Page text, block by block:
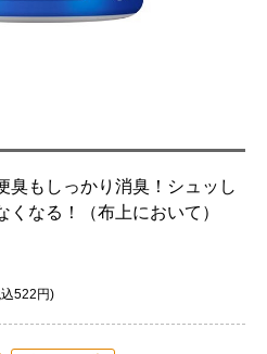
臭もしっかり消臭！シュッし
なる！（布上において）
522円)